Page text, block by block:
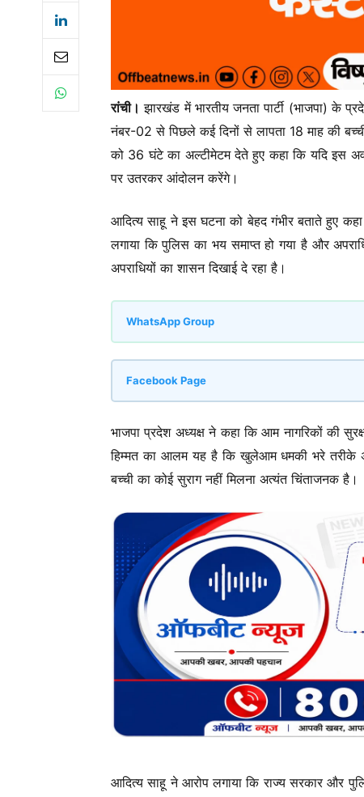
रांची। झारखंड में भारतीय जनता पार्टी (भाजपा) के
नंबर-02 से पिछले कई दिनों से लापता 18 माह की
को 36 घंटे का अल्टीमेटम देते हुए कहा कि यदि इस
पर उतरकर आंदोलन करेंगे।
आदित्य साहू ने इस घटना को बेहद गंभीर बताते हुए
लगाया कि पुलिस का भय समाप्त हो गया है और
अपराधियों का शासन दिखाई दे रहा है।
WhatsApp Group
Facebook Page
भाजपा प्रदेश अध्यक्ष ने कहा कि आम नागरिकों की
हिम्मत का आलम यह है कि खुलेआम धमकी भरे तरीके
बच्ची का कोई सुराग नहीं मिलना अत्यंत चिंताजनक है।
आदित्य साहू ने आरोप लगाया कि राज्य सरकार और